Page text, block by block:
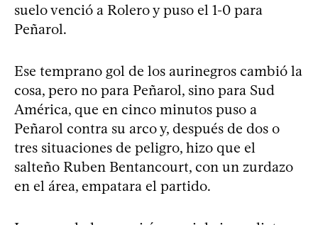
suelo venció a Rolero y puso el 1-0 para
Peñarol.
Ese temprano gol de los aurinegros cambió la
cosa, pero no para Peñarol, sino para Sud
América, que en cinco minutos puso a
Peñarol contra su arco y, después de dos o
tres situaciones de peligro, hizo que el
salteño Ruben Bentancourt, con un zurdazo
en el área, empatara el partido.